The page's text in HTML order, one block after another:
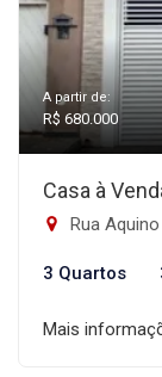
A partir de:
R$ 680.000
Casa à
Rua
3 Quartos
Mais